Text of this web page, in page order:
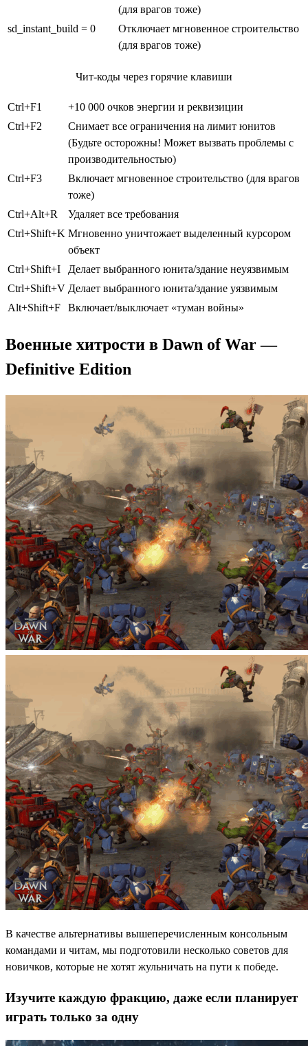
(для врагов тоже)
sd_instant_build = 0
Отключает мгновенное строительство
(для врагов тоже)
Чит-коды через горячие клавиши
Ctrl+F1
+10 000 очков энергии и реквизиции
Ctrl+F2
Снимает все ограничения на лимит юнитов
(Будьте осторожны! Может вызвать проблемы с
производительностью)
Ctrl+F3
Включает мгновенное строительство (для врагов
тоже)
Ctrl+Alt+R
Удаляет все требования
Ctrl+Shift+K Мгновенно уничтожает выделенный курсором
объект
Ctrl+Shift+I
Делает выбранного юнита/здание неуязвимым
Ctrl+Shift+V Делает выбранного юнита/здание уязвимым
Alt+Shift+F
Включает/выключает «туман войны»
Военные хитрости в Dawn of War —
Definitive Edition
В качестве альтернативы вышеперечисленным консольным
командами и читам, мы подготовили несколько советов для
новичков, которые не хотят жульничать на пути к победе.
Изучите каждую фракцию, даже если планирует
играть только за одну